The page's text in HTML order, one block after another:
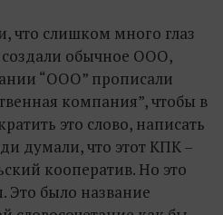
что слишком много глаз
обычное ООО,
“ООО” прописали
компания”, чтобы в
это слово, написать
думали, что этот КПК –
кооператив. Но это
Это было название